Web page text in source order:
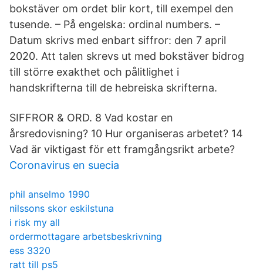
bokstäver om ordet blir kort, till exempel den
tusende. – På engelska: ordinal numbers. –
Datum skrivs med enbart siffror: den 7 april
2020. Att talen skrevs ut med bokstäver bidrog
till större exakthet och pålitlighet i
handskrifterna till de hebreiska skrifterna.
SIFFROR & ORD. 8 Vad kostar en
årsredovisning? 10 Hur organiseras arbetet? 14
Vad är viktigast för ett framgångsrikt arbete?
Coronavirus en suecia
phil anselmo 1990
nilssons skor eskilstuna
i risk my all
ordermottagare arbetsbeskrivning
ess 3320
ratt till ps5